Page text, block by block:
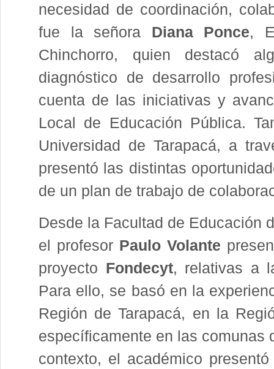
necesidad de coordinación,
fue la señora Diana Ponce,
Chinchorro, quien destacó
diagnóstico de desarrollo
cuenta de las iniciativas y
Local de Educación Pública.
Universidad de Tarapacá, a
presentó las distintas
de un plan de trabajo de
Desde la Facultad de Educación
el profesor Paulo Volante
proyecto Fondecyt, relativas a
Para ello, se basó en la
Región de Tarapacá, en la
específicamente en las comunas
contexto, el académico